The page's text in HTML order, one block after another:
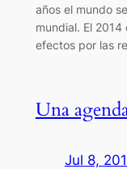
años el mundo
mundial. El
efectos por las
Una
Jul 8,